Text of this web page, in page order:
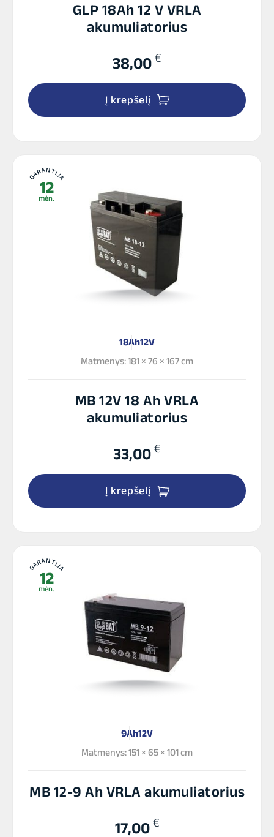
GLP 18Ah 12 V VRLA
akumuliatorius
38,00 €
Į krepšelį
GARANTIJA
12
mėn.
18Ah12V
Matmenys: 181 × 76 × 167 cm
MB 12V 18 Ah VRLA
akumuliatorius
33,00 €
Į krepšelį
GARANTIJA
12
mėn.
9Ah12V
Matmenys: 151 × 65 × 101 cm
MB 12-9 Ah VRLA akumuliatorius
17,00 €